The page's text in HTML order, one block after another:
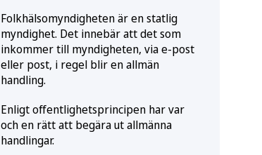
Folkhälsomyndigheten är en statlig
myndighet. Det innebär att det som
inkommer till myndigheten, via e-post
eller post, i regel blir en allmän
handling.
Enligt offentlighetsprincipen har var
och en rätt att begära ut allmänna
handlingar.